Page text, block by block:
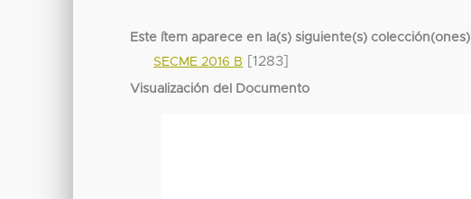
Este ítem aparece en la(s) siguiente(s) colección(ones)
SECME 2016 B
[1283]
Visualización del Documento